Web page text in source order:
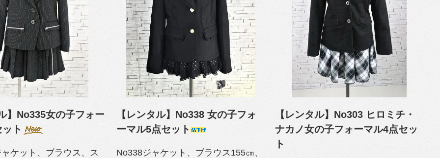
】No335女の子フォー
ト
ケット、ブラウス、ス
【レンタル】No338 女の子フォ
ーマル5点セット
No338ジャケット、ブラウス155㎝、
【レンタル】No303 ヒロミチ・
ナカノ女の子フォーマル4点セッ
ト